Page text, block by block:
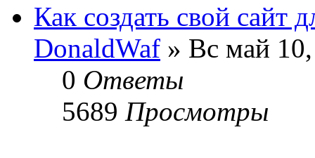
Как создать свой сайт
DonaldWaf » Вс май
0 Ответы
5689 Просмотры